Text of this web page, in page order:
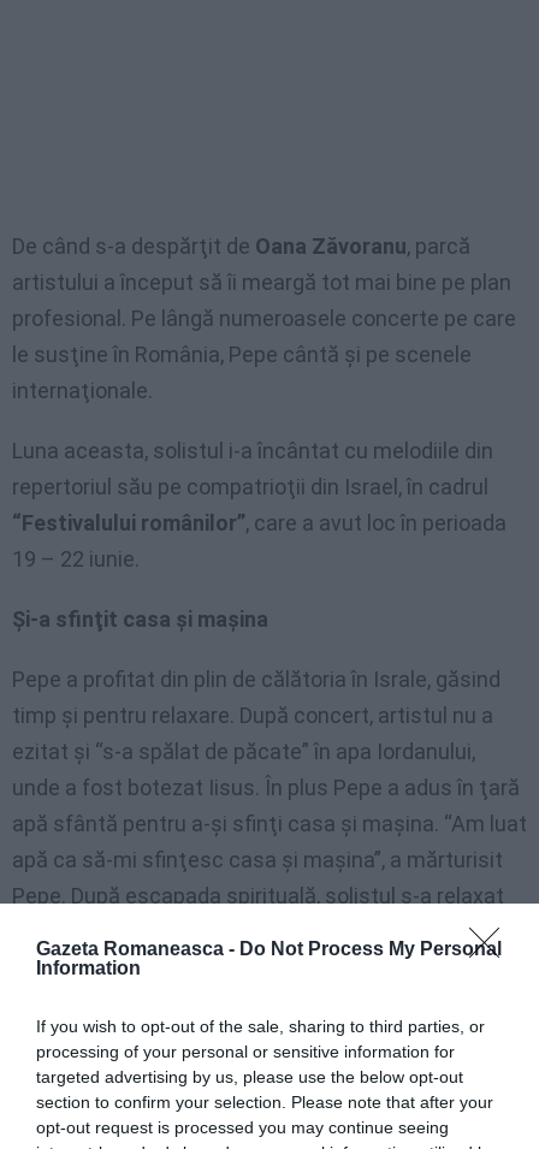
Gazeta Romaneasca - Do Not Process My Personal
Information
If you wish to opt-out of the sale, sharing to third parties, or
processing of your personal or sensitive information for
targeted advertising by us, please use the below opt-out
section to confirm your selection. Please note that after your
opt-out request is processed you may continue seeing
De când s-a despărţit de Oana Zăvoranu, parcă
artistului a început să îi meargă tot mai bine pe plan
profesional. Pe lângă numeroasele concerte pe care
le susţine în România, Pepe cântă şi pe scenele
internaţionale.
Luna aceasta, solistul i-a încântat cu melodiile din
repertoriul său pe compatrioţii din Israel, în cadrul
“Festivalului românilor”, care a avut loc în perioada
19 – 22 iunie.
Şi-a sfinţit casa şi maşina
Pepe a profitat din plin de călătoria în Israle, găsind
timp şi pentru relaxare. După concert, artistul nu a
ezitat şi “s-a spălat de păcate” în apa Iordanului,
unde a fost botezat Iisus. În plus Pepe a adus în ţară
apă sfântă pentru a-şi sfinţi casa şi maşina. “Am luat
apă ca să-mi sfinţesc casa şi maşina”, a mărturisit
Pepe. După escapada spirituală, solistul s-a relaxat
Întrebarea este cum de au rezistat atâţia ani.
Acţiunile lor sunt total opuse. Oana se fotografiază
cu scheleţi, în cimitir, iar Pepe face baie în râul Iordan,
unde a fost botezat Iisus.